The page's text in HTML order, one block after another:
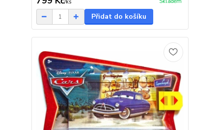
/ks
Přidat do košíku